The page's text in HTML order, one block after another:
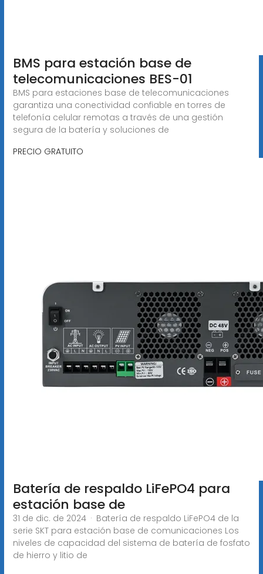
BMS para estación base de
telecomunicaciones BES-01
BMS para estaciones base de telecomunicaciones
garantiza una conectividad confiable en torres de
telefonía celular remotas a través de una gestión
segura de la batería y soluciones de
PRECIO GRATUITO
Batería de respaldo LiFePO4 para
estación base de
31 de dic. de 2024 · Batería de respaldo LiFePO4 de la
serie SKT para estación base de comunicaciones Los
niveles de capacidad del sistema de batería de fosfato
de hierro y litio de